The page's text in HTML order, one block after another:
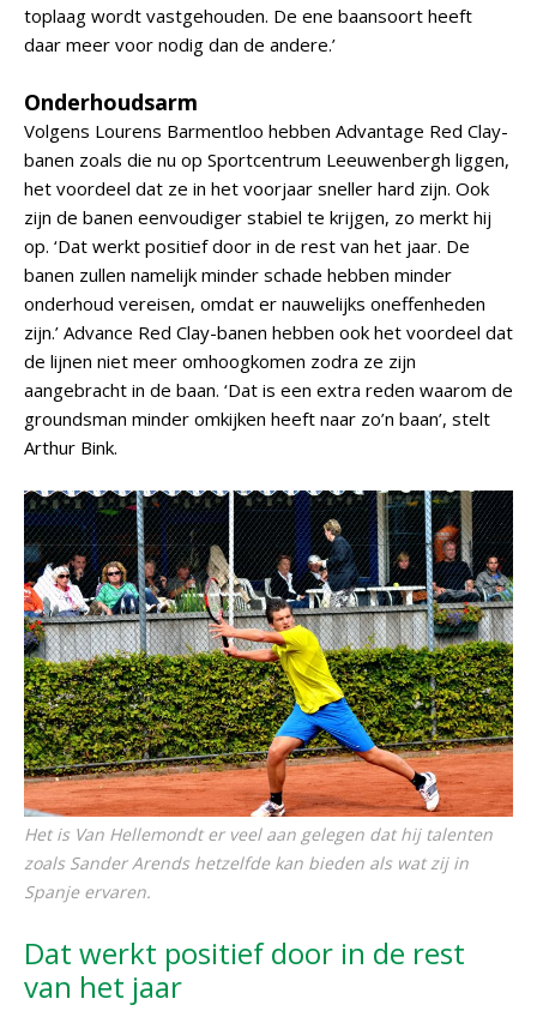
toplaag wordt vastgehouden. De ene baansoort heeft
daar meer voor nodig dan de andere.’
Onderhoudsarm
Volgens Lourens Barmentloo hebben Advantage Red Clay-
banen zoals die nu op Sportcentrum Leeuwenbergh liggen,
het voordeel dat ze in het voorjaar sneller hard zijn. Ook
zijn de banen eenvoudiger stabiel te krijgen, zo merkt hij
op. ‘Dat werkt positief door in de rest van het jaar. De
banen zullen namelijk minder schade hebben minder
onderhoud vereisen, omdat er nauwelijks oneffenheden
zijn.’ Advance Red Clay-banen hebben ook het voordeel dat
de lijnen niet meer omhoogkomen zodra ze zijn
aangebracht in de baan. ‘Dat is een extra reden waarom de
groundsman minder omkijken heeft naar zo’n baan’, stelt
Arthur Bink.
Het is Van Hellemondt er veel aan gelegen dat hij talenten
zoals Sander Arends hetzelfde kan bieden als wat zij in
Spanje ervaren.
Dat werkt positief door in de rest
van het jaar